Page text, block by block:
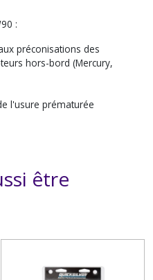
:
préconisations des
hors-bord (Mercury,
l'usure prématurée
être